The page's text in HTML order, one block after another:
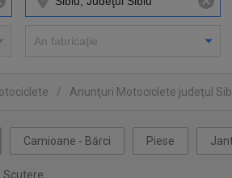
/ Anunţuri Motociclete judeţul
Camioane - Bărci Piese
Scutere